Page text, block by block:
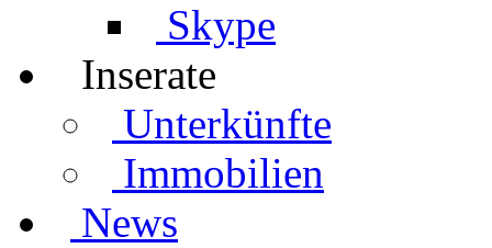
Skype
Inserate
Unterkünfte
Immobilien
News